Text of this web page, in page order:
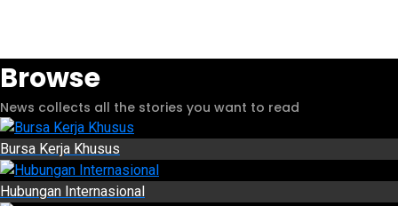
Browse
News collects all the stories you want to read
Bursa Kerja Khusus
Hubungan Internasional